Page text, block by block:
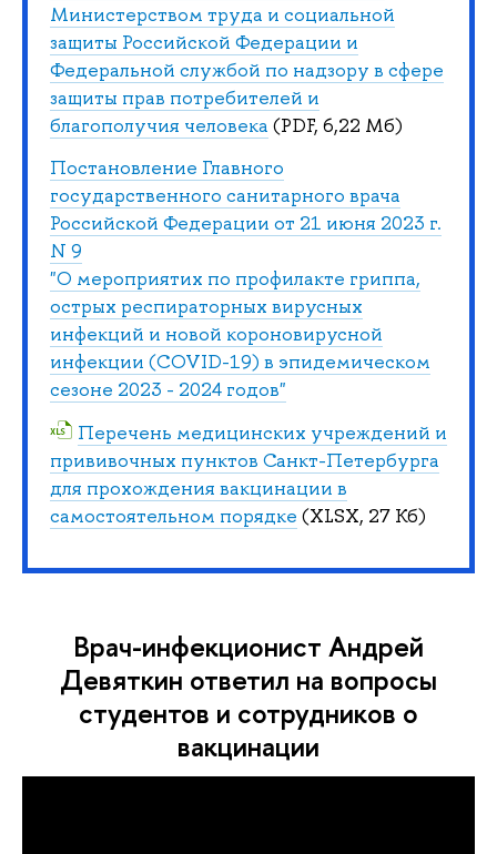
Министерством труда и социальной
защиты Российской Федерации и
Федеральной службой по надзору в сфере
защиты прав потребителей и
благополучия человека (PDF, 6,22 Мб)
Постановление Главного
государственного санитарного врача
Российской Федерации от 21 июня 2023 г.
N 9
"О мероприятих по профилакте гриппа,
острых респираторных вирусных
инфекций и новой короновирусной
инфекции (COVID-19) в эпидемическом
сезоне 2023 - 2024 годов"
Перечень медицинских учреждений и
прививочных пунктов Санкт-Петербурга
для прохождения вакцинации в
самостоятельном порядке (XLSX, 27 Кб)
Врач-инфекционист Андрей
Девяткин ответил на вопросы
студентов и сотрудников о
вакцинации